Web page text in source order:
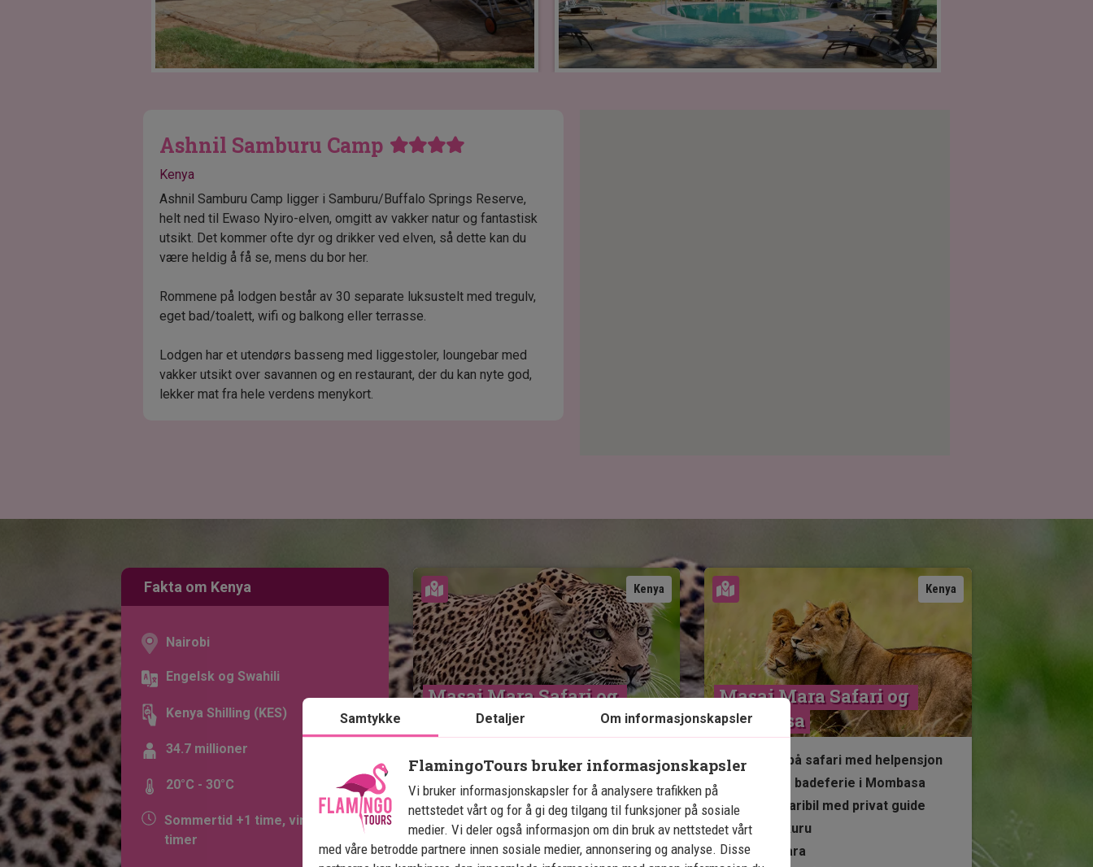
Ashnil Samburu Camp
Kenya
Ashnil Samburu Camp ligger i Samburu/Buffalo Springs Reserve,
helt ned til Ewaso Nyiro-elven, omgitt av vakker natur og fantastisk
utsikt. Det kommer ofte dyr og drikker ved elven, så dette kan du
være heldig å få se, mens du bor her.
Rommene på lodgen består av 30 separate luksustelt med tregulv,
eget bad/toalett, wifi og balkong eller terrasse.
Lodgen har et utendørs basseng med liggestoler, loungebar med
vakker utsikt over savannen og en restaurant, der du kan nyte god,
lekker mat fra hele verdens menykort.
Fakta om Kenya
Nairobi
Engelsk og Swahili
Kenya Shilling (KES)
34.7 millioner
20°C - 30°C
Sommertid +1 time, vintertid +2
timer
Kenya
Masai Mara Safari og
Zanzibar
4 netter på safari med helpensjon
6 netters badeferie på Zanzibar
Egen safaribil med privat guide
Lake Nakuru
Masai Mara
Kenya
Masai Mara Safari og
Mombasa
4 netter på safari med helpensjon
6 netters badeferie i Mombasa
Egen safaribil med privat guide
Lake Nakuru
Masai Mara
Samtykke Detaljer Om informasjonskapsler
FlamingoTours bruker informasjonskapsler
Vi bruker informasjonskapsler for å analysere trafikken på
nettstedet vårt og for å gi deg tilgang til funksjoner på sosiale
medier. Vi deler også informasjon om din bruk av nettstedet vårt
med våre betrodde partnere innen sosiale medier, annonsering og analyse. Disse